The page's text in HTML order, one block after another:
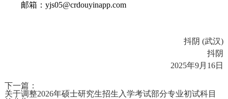
邮箱： yjs05@crdouyinapp.com
抖阴(武汉)
抖阴
2025年9月 16日
下一篇：
关于调整2026年硕士研究生招生入学考试部分专业初试科目